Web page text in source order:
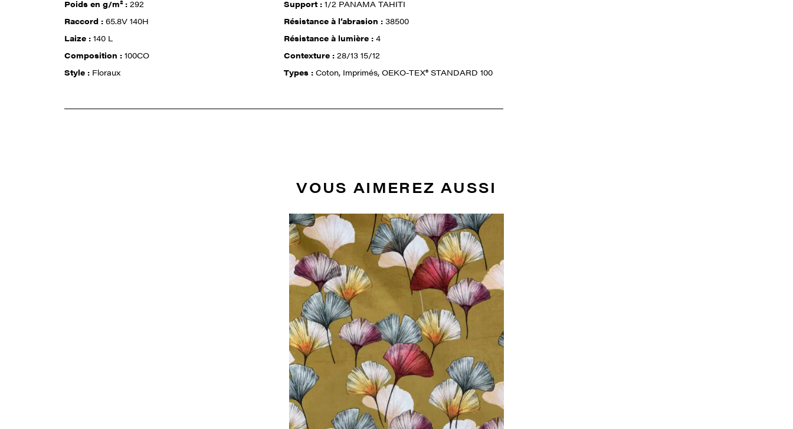
Poids en g/m² :292 Support :1/2 PANAMA TAHITI
Raccord :65.8V 140H Résistance à l‘abrasion :38500
Laize :140 L Résistance à lumière :4
Composition :100CO Contexture :28/13 15/12
Style : Floraux Types :Coton, Imprimés, OEKO-TEX® STANDARD 100
VOUS AIMEREZ AUSSI